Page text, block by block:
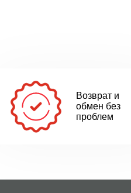
Возврат и
обмен без
проблем